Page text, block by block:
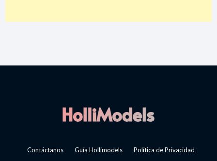
Contáctanos Guía Hollimodels Política de Privacidad